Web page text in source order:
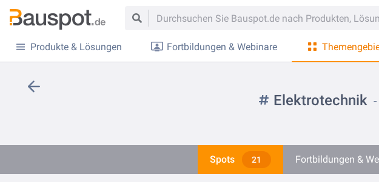
Produkte & Lösungen Fortbildungen & Webinare
Elektrotechnik
Spots 21 Fortbildungen &